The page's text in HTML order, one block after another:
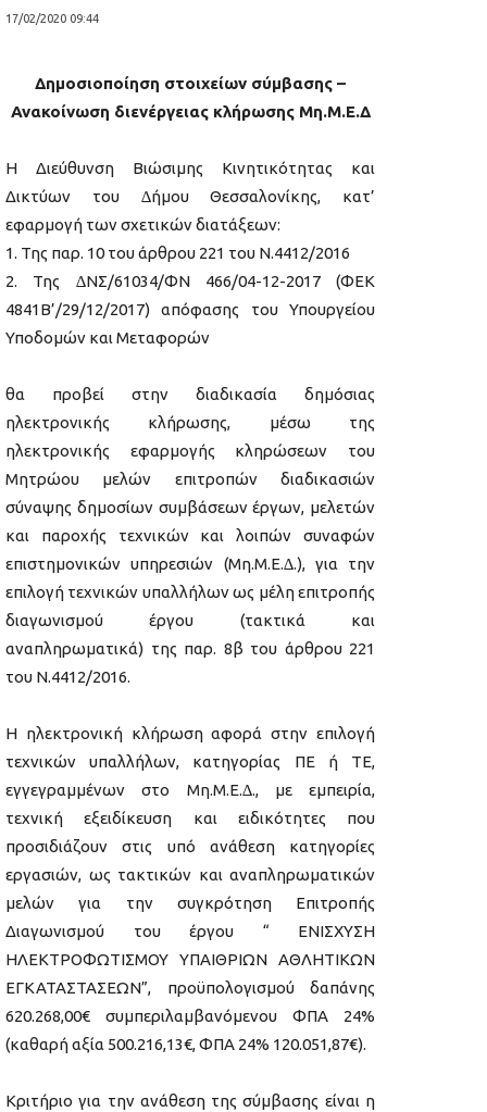
17/02/2020 09:44
Δημοσιοποίηση στοιχείων σύμβασης –
Ανακοίνωση διενέργειας κλήρωσης Μη.Μ.Ε.Δ
Η Διεύθυνση Βιώσιμης Κινητικότητας και
Δικτύων του ∆ήµου Θεσσαλονίκης, κατ’
εφαρμογή των σχετικών διατάξεων:
1. Της παρ. 10 του άρθρου 221 του Ν.4412/2016
2. Της ∆ΝΣ/61034/ΦΝ 466/04-12-2017 (ΦΕΚ
4841Β’/29/12/2017) απόφασης του Υπουργείου
Υποδοµών και Μεταφορών
θα προβεί στην διαδικασία δηµόσιας
ηλεκτρονικής κλήρωσης, µέσω της
ηλεκτρονικής εφαρμογής κληρώσεων του
Μητρώου µελών επιτροπών διαδικασιών
σύναψης δηµοσίων συµβάσεων έργων, µελετών
και παροχής τεχνικών και λοιπών συναφών
επιστημονικών υπηρεσιών (Μη.Μ.Ε.∆.), για την
επιλογή τεχνικών υπαλλήλων ως µέλη επιτροπής
διαγωνισμού έργου (τακτικά και
αναπληρωματικά) της παρ. 8β του άρθρου 221
του Ν.4412/2016.
Η ηλεκτρονική κλήρωση αφορά στην επιλογή
τεχνικών υπαλλήλων, κατηγορίας ΠΕ ή ΤΕ,
εγγεγραμμένων στο Μη.Μ.Ε.∆., µε εμπειρία,
τεχνική εξειδίκευση και ειδικότητες που
προσιδιάζουν στις υπό ανάθεση κατηγορίες
εργασιών, ως τακτικών και αναπληρωματικών
µελών για την συγκρότηση Επιτροπής
Διαγωνισμού του έργου “ ΕΝΙΣΧΥΣΗ
ΗΛΕΚΤΡΟΦΩΤΙΣΜΟΥ ΥΠΑΙΘΡΙΩΝ ΑΘΛΗΤΙΚΩΝ
ΕΓΚΑΤΑΣΤΑΣΕΩΝ”, προϋπολογισµού δαπάνης
620.268,00€ συµπεριλαµβανόµενου ΦΠΑ 24%
(καθαρή αξία 500.216,13€, ΦΠΑ 24% 120.051,87€).
Κριτήριο για την ανάθεση της σύµβασης είναι η